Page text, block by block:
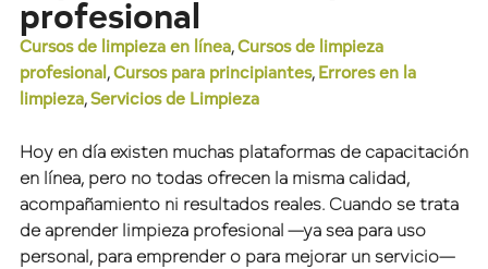
profesional
Cursos de limpieza en línea,Cursos de limpieza
profesional,Cursos para principiantes,Errores en la
limpieza,Servicios de Limpieza
Hoy en día existen muchas plataformas de capacitación
en línea, pero no todas ofrecen la misma calidad,
acompañamiento ni resultados reales. Cuando se trata
de aprender limpieza profesional —ya sea para uso
personal, para emprender o para mejorar un servicio—